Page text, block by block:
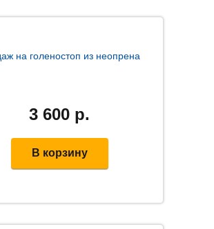
на голеностоп из неопрена
3 600 р.
В корзину